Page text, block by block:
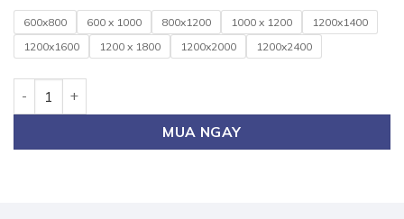
600x800 600 x 1000 800x1200 1000 x 1200
1200x1400
1200x1600
1200 x 1800 1200x2000 1200x2400
MUA NGAY